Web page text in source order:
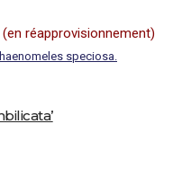
(en réapprovisionnement)